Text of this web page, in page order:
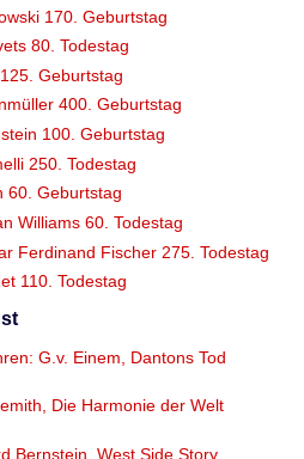
170. Geburtstag
80. Todestag
Geburtstag
400. Geburtstag
100. Geburtstag
250. Todestag
60. Geburtstag
Williams 60. Todestag
Ferdinand Fischer 275. Todestag
110. Todestag
G.v. Einem, Dantons Tod
Die Harmonie der Welt
Bernstein, West Side Story